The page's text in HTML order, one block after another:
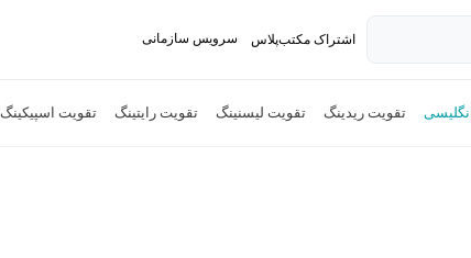
اشتراک مکتب‌پلاس سرویس سازمانی
تقویت ریدینگ تقویت لیسنینگ تقویت رایتینگ تقویت اسپیکینگ